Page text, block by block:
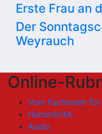
Erste Frau an
Der
Weyrauch
Online-
Vom Fachmann für
Humorkritik
Audio